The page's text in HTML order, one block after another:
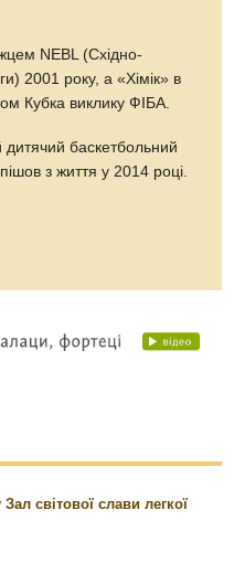
NEBL (Східно-
2001 року, а «Хімік» в
Кубка виклику ФІБА.
баскетбольний
з життя у 2014 році.
світової слави легкої